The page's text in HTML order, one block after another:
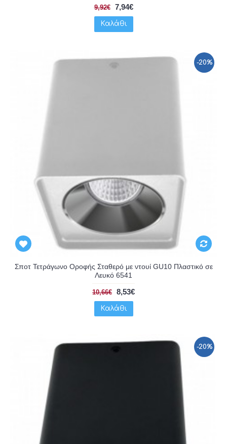
9,92€ 7,94€
Καλάθι
-20%
Σποτ Τετράγωνο Οροφής Σταθερό με ντουί GU10 Πλαστικό σε
Λευκό 6541
10,66€ 8,53€
Καλάθι
-20%